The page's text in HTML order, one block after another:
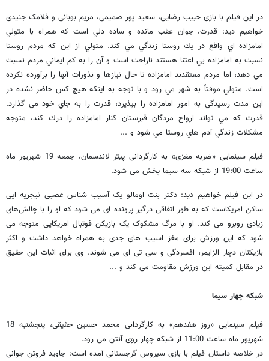
در این فیلم با بازی حبیب رضایی، سعید پور صمیمی، مریم بوبانی و فلامک جنیدی
خواهیم دید: قدرت، جوان عقب مانده و ساده دلي است كه همراه با متولي
امامزاده اي واقع در يك روستا زندگي مي كند. متولي از اين كه مردم روستا
نسبت به امامزاده بي اعتنا هستند ناراحت است و آن را به كم ايماني مردم نسبت
مي دهد، اما مردم معتقدند امامزاده تا حال نيازها و نذورات آنها را برآورده نكرده
است. متولي موقتاً به شهر مي رود و با توجه به اينكه هيچ كس حاضر نشده در
اين مدت رسيدگي به امور امامزاده را بپذيرد، قدرت را به جاي خود مي گذارد.
قدرت كه مي تواند ارواح مردگان قبرستان كنار امامزاده را درك كند، متوجه
مشكلات زندگي آدم هاي روستا مي شود و ...
فیلم سینمایی «ضربه مغزی» به کارگردانی پیتر لاندسمان، جمعه 19 شهریور ماه
ساعت 19:00 از شبکه سه سیما پخش می شود.
در این فیلم خواهیم دید: دکتر بنت اومالو یک آسیب شناس عصبی نیجریه ایی
ساکن امریکاست که به طور اتفاقی درگیر پرونده ای می شود که او را با چالش‌های
زیادی روبرو می کند. او با مرگ مشکوک یک بازیکن فوتبال امریکایی متوجه می
شود که این ورزش برای مغز اسیب های جدی به همراه خواهد داشت و اکثر
بازیکنان دچار الزایمر، افسردگی و سی تی ای می شوند. وی برای اثبات این حقیق
در مقابل کمیته این ورزش مقاومت می کند و ...
شبکه چهار سیما
فیلم سینمایی «روز هفدهم» به کارگردانی محمد حسین حقیقی، پنجشنبه 18
شهریور ماه ساعت 11:00 از شبکه چهار روی آنتن می رود.
در خلاصه داستان فیلم با بازی سیروس گرجستانی آمده است: جاوید فروتن جوانی